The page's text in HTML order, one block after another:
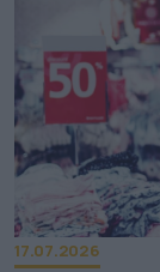
17.07.2026